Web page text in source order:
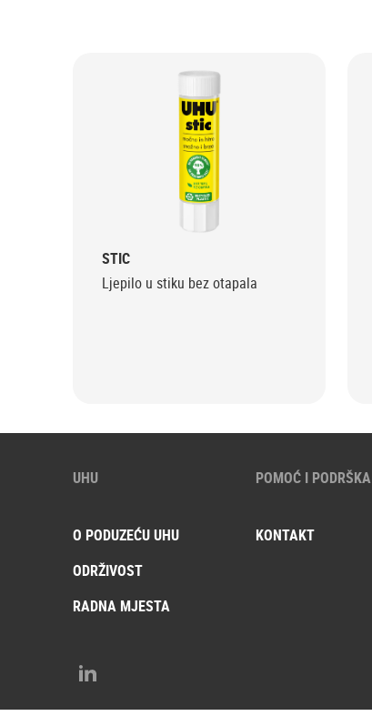
STIC
Ljepilo u stiku bez otapala
UHU
O PODUZEĆU UHU
ODRŽIVOST
RADNA MJESTA
POMOĆ I PODRŠKA
KONTAKT
LinkedIn